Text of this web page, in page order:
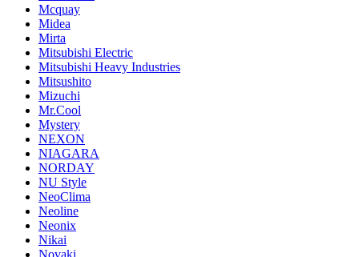
Mcquay
Midea
Mirta
Mitsubishi Electric
Mitsubishi Heavy Industries
Mitsushito
Mizuchi
Mr.Cool
Mystery
NEXON
NIAGARA
NORDAY
NU Style
NeoClima
Neoline
Neonix
Nikai
Novaki